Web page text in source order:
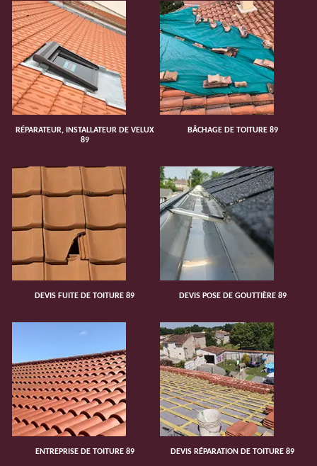
RÉPARATEUR, INSTALLATEUR DE VELUX
89
BÂCHAGE DE TOITURE 89
DEVIS FUITE DE TOITURE 89 DEVIS POSE DE GOUTTIÈRE 89
ENTREPRISE DE TOITURE 89 DEVIS RÉPARATION DE TOITURE 89